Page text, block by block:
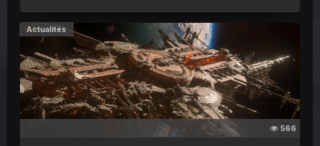
Actualités
566